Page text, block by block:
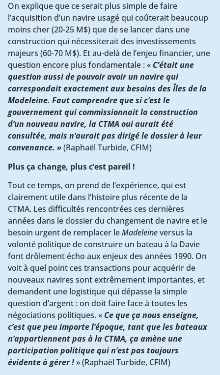
On explique que ce serait plus simple de faire
l’acquisition d’un navire usagé qui coûterait beaucoup
moins cher (20-25 M$) que de se lancer dans une
construction qui nécessiterait des investissements
majeurs (60-70 M$). Et au-delà de l’enjeu financier, une
question encore plus fondamentale : « C’était une
question aussi de pouvoir avoir un navire qui
correspondait exactement aux besoins des Îles de la
Madeleine. Faut comprendre que si c’est le
gouvernement qui commissionnait la construction
d’un nouveau navire, la CTMA oui aurait été
consultée, mais n’aurait pas dirigé le dossier à leur
convenance. »(Raphaël Turbide, CFIM)
Plus ça change, plus c’est pareil !
Tout ce temps, on prend de l’expérience, qui est
clairement utile dans l’histoire plus récente de la
CTMA. Les difficultés rencontrées ces dernières
années dans le dossier du changement de navire et le
besoin urgent de remplacer leMadeleineversus la
volonté politique de construire un bateau à la Davie
font drôlement écho aux enjeux des années 1990. On
voit à quel point ces transactions pour acquérir de
nouveaux navires sont extrêmement importantes, et
demandent une logistique qui dépasse la simple
question d’argent : on doit faire face à toutes les
négociations politiques. « Ce que ça nous enseigne,
c’est que peu importe l’époque, tant que les bateaux
n’appartiennent pas à la CTMA, ça amène une
participation politique qui n’est pas toujours
évidente à gérer !» (Raphaël Turbide, CFIM)